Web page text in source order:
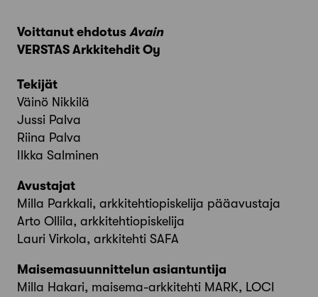
Voittanut ehdotus Avain
VERSTAS Arkkitehdit Oy
Tekijät
Väinö Nikkilä
Jussi Palva
Riina Palva
Ilkka Salminen
Avustajat
Milla Parkkali, arkkitehtiopiskelija pääavustaja
Arto Ollila, arkkitehtiopiskelija
Lauri Virkola, arkkitehti SAFA
Maisemasuunnittelun asiantuntija
Milla Hakari, maisema-arkkitehti MARK, LOCI